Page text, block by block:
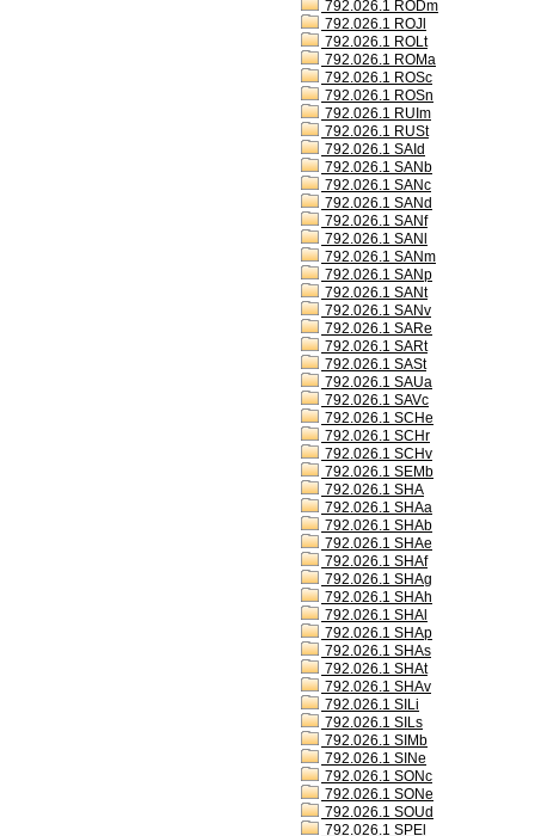
792.026.1 RODm
792.026.1 ROJl
792.026.1 ROLt
792.026.1 ROMa
792.026.1 ROSc
792.026.1 ROSn
792.026.1 RUIm
792.026.1 RUSt
792.026.1 SAId
792.026.1 SANb
792.026.1 SANc
792.026.1 SANd
792.026.1 SANf
792.026.1 SANl
792.026.1 SANm
792.026.1 SANp
792.026.1 SANt
792.026.1 SANv
792.026.1 SARe
792.026.1 SARt
792.026.1 SASt
792.026.1 SAUa
792.026.1 SAVc
792.026.1 SCHe
792.026.1 SCHr
792.026.1 SCHv
792.026.1 SEMb
792.026.1 SHA
792.026.1 SHAa
792.026.1 SHAb
792.026.1 SHAe
792.026.1 SHAf
792.026.1 SHAg
792.026.1 SHAh
792.026.1 SHAl
792.026.1 SHAp
792.026.1 SHAs
792.026.1 SHAt
792.026.1 SHAv
792.026.1 SILi
792.026.1 SILs
792.026.1 SIMb
792.026.1 SINe
792.026.1 SONc
792.026.1 SONe
792.026.1 SOUd
792.026.1 SPEl